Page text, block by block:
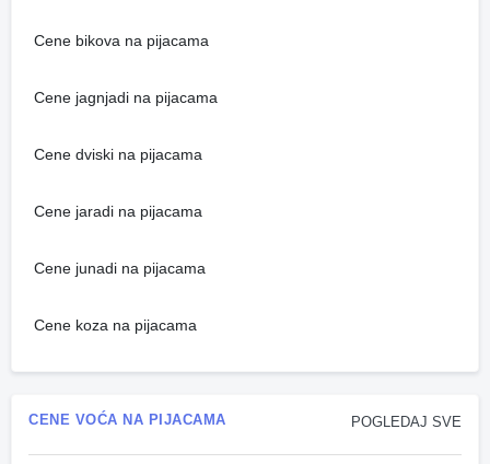
Cene bikova na pijacama
Cene jagnjadi na pijacama
Cene dviski na pijacama
Cene jaradi na pijacama
Cene junadi na pijacama
Cene koza na pijacama
POGLEDAJ SVE
CENE VOĆA NA PIJACAMA